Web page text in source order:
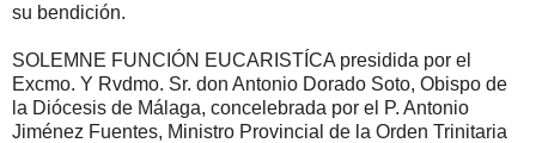
su bendición.
SOLEMNE FUNCIÓN EUCARISTÍCA presidida por el
Excmo. Y Rvdmo. Sr. don Antonio Dorado Soto, Obispo de
la Diócesis de Málaga, concelebrada por el P. Antonio
Jiménez Fuentes, Ministro Provincial de la Orden Trinitaria